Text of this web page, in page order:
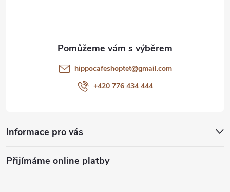
hippocafeshoptet@gmail.com
+420 776 434 444
Informace pro vás
Přijímáme online platby